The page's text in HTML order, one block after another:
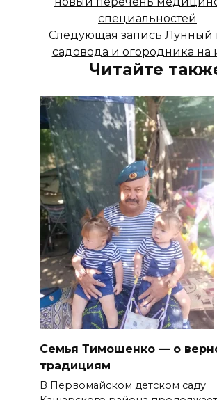
специальностей
Следующая запись Лунный
садовода и огородника на
Читайте
Семья Тимошенко — о
традициям
В Первомайском детском саду